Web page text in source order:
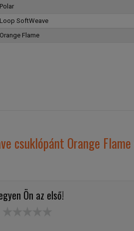
Polar
Loop SoftWeave
Orange Flame
csuklópánt Orange
Ön az első!